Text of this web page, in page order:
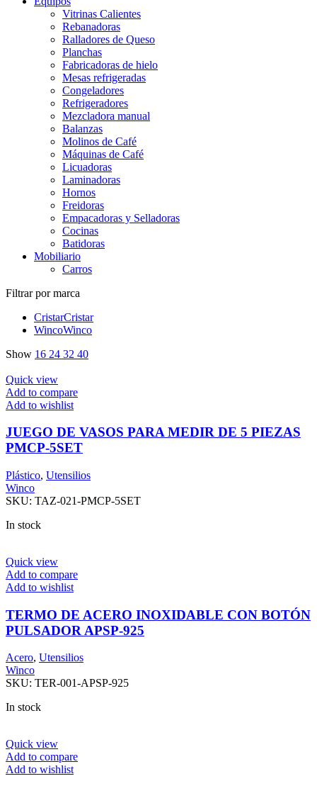
Vitrinas Calientes
Rebanadoras
Ralladores de Queso
Planchas
Fabricadoras de hielo
Mesas refrigeradas
Congeladores
Refrigeradores
Mezcladora manual
Balanzas
Molinos de Café
Máquinas de Café
Licuadoras
Laminadoras
Hornos
Freidoras
Empacadoras y Selladoras
Cocinas
Batidoras
Mobiliario
Carros
Filtrar por marca
CristarCristar
WincoWinco
Show 16 24 32 40
Quick view
Add to compare
Add to wishlist
JUEGO DE VASOS PARA MEDIR DE 5 PIEZAS
PMCP-5SET
Plástico, Utensilios
Winco
SKU: TAZ-021-PMCP-5SET
In stock
Quick view
Add to compare
Add to wishlist
TERMO DE ACERO INOXIDABLE CON BOTÓN
PULSADOR APSP-925
Acero, Utensilios
Winco
SKU: TER-001-APSP-925
In stock
Quick view
Add to compare
Add to wishlist